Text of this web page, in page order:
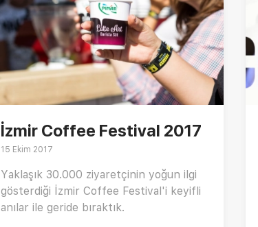
İzmir Coffee Festival 2017
15 Ekim 2017
Yaklaşık 30.000 ziyaretçinin yoğun ilgi
gösterdiği İzmir Coffee Festival'i keyifli
anılar ile geride bıraktık.